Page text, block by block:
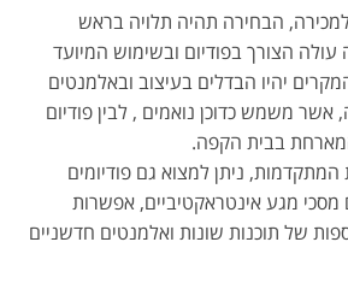
הבחירה תהיה תלויה בראש
הצורך בפודיום ובשימוש המיועד
יהיו הבדלים בעיצוב ובאלמנטים
אשר משמש כדוכן נואמים , לבין פודיום
בבית הקפה.
המתקדמות, ניתן למצוא גם פודיומים
מגע אינטראקטיביים, אפשרות
של תוכנות שונות ואלמנטים חדשניים